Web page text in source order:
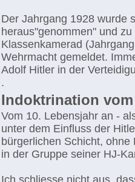
Der Jahrgang 1928 wurde
heraus"genommen" und
Klassenkamerad
Wehrmacht gemeldet.
Adolf Hitler in der
.
Indoktrination
Vom 10. Lebensjahr an -
unter dem Einfluss der
bürgerlichen Schicht,
in der Gruppe seiner HJ-
Ich schliesse nicht aus,